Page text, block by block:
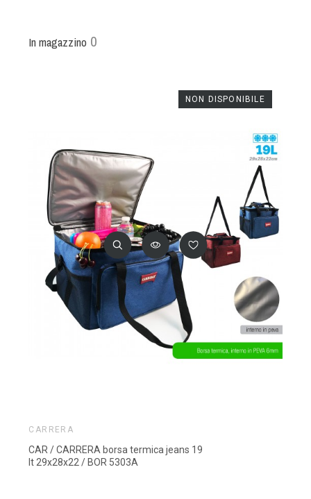
In magazzino 0
CARRERA
CAR / CARRERA borsa termica jeans 19
lt 29x28x22 / BOR 5303A
NON DISPONIBILE